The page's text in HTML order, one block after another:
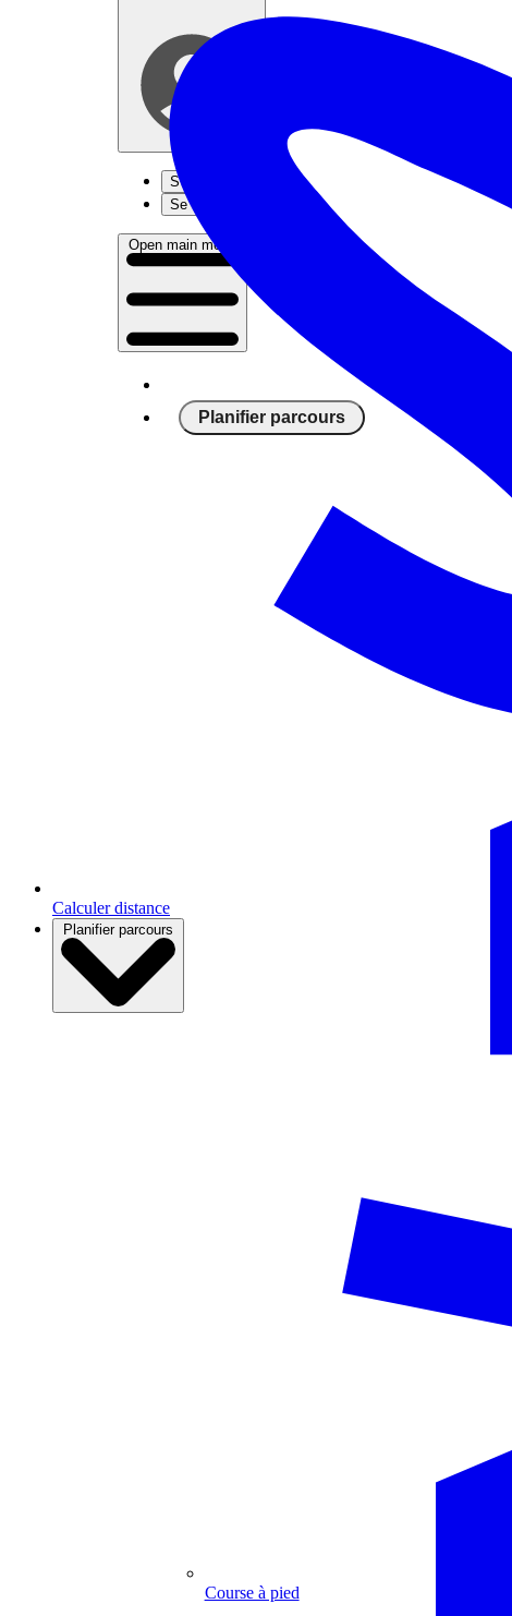
S'inscrire
Se connecter
Open main menu
Planifier parcours
Course à pied
Calculer distance
Planifier parcours